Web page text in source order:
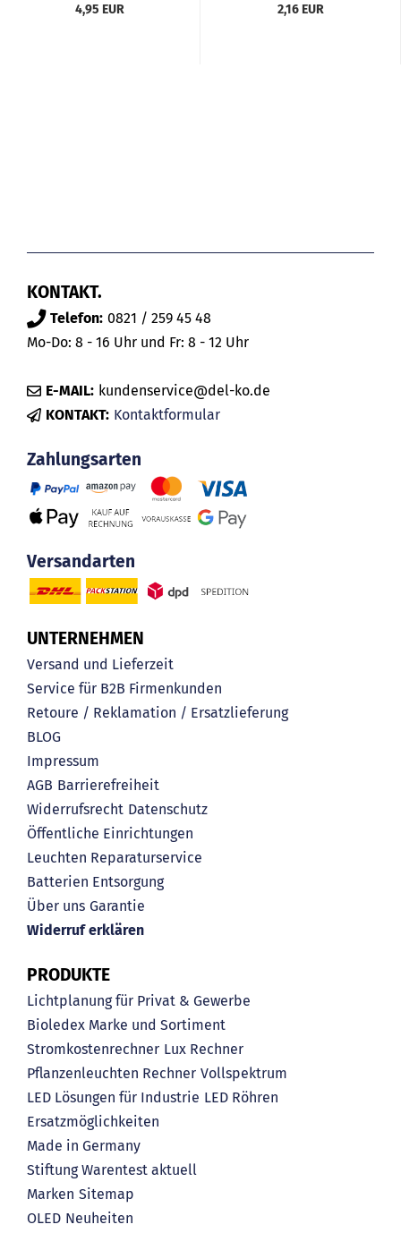
4,95 EUR 2,16 EUR
KONTAKT.
Telefon: 0821 / 259 45 48
Mo-Do: 8 - 16 Uhr und Fr: 8 - 12 Uhr
E-MAIL: kundenservice@del-ko.de
KONTAKT: Kontaktformular
Zahlungsarten
Versandarten
UNTERNEHMEN
Versand und Lieferzeit
Service für B2B Firmenkunden
Retoure / Reklamation / Ersatzlieferung
BLOG
Impressum
AGB Barrierefreiheit
Widerrufsrecht Datenschutz
Öffentliche Einrichtungen
Leuchten Reparaturservice
Batterien Entsorgung
Über uns Garantie
Widerruf erklären
PRODUKTE
Lichtplanung für Privat & Gewerbe
Bioledex Marke und Sortiment
Stromkostenrechner Lux Rechner
Pflanzenleuchten Rechner Vollspektrum
LED Lösungen für Industrie LED Röhren
Ersatzmöglichkeiten
Made in Germany
Stiftung Warentest aktuell
Marken Sitemap
OLED Neuheiten